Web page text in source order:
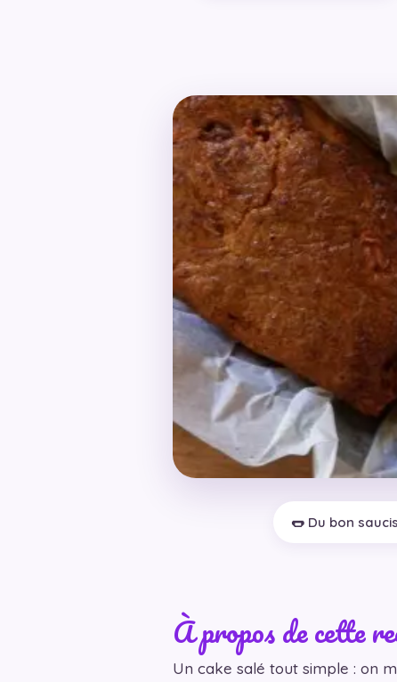
🌭 Du bon
À propos de cette
Un cake salé tout simple : on